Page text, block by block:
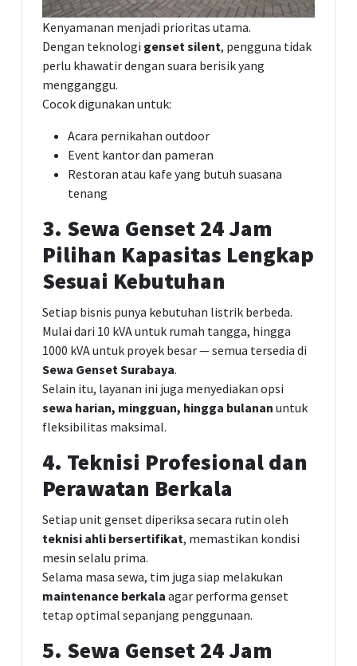
Kenyamanan menjadi prioritas utama.
Dengan teknologi genset silent, pengguna tidak
perlu khawatir dengan suara berisik yang
mengganggu.
Cocok digunakan untuk:
Acara pernikahan outdoor
Event kantor dan pameran
Restoran atau kafe yang butuh suasana
tenang
3. Sewa Genset 24 Jam
Pilihan Kapasitas Lengkap
Sesuai Kebutuhan
Setiap bisnis punya kebutuhan listrik berbeda.
Mulai dari 10 kVA untuk rumah tangga, hingga
1000 kVA untuk proyek besar — semua tersedia di
Sewa Genset Surabaya.
Selain itu, layanan ini juga menyediakan opsi
sewa harian, mingguan, hingga bulanan untuk
fleksibilitas maksimal.
4. Teknisi Profesional dan
Perawatan Berkala
Setiap unit genset diperiksa secara rutin oleh
teknisi ahli bersertifikat, memastikan kondisi
mesin selalu prima.
Selama masa sewa, tim juga siap melakukan
maintenance berkala agar performa genset
tetap optimal sepanjang penggunaan.
5. Sewa Genset 24 Jam